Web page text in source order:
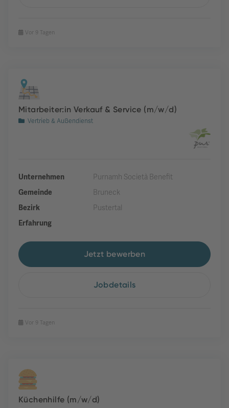
Vor 9 Tagen
Mitarbeiter:in Verkauf & Service (m/w/d)
Vertrieb & Außendienst
Unternehmen
Purnamh Società Benefit
Gemeinde
Bruneck
Bezirk
Pustertal
Erfahrung
Jetzt bewerben
Jobdetails
Vor 9 Tagen
Küchenhilfe (m/w/d)